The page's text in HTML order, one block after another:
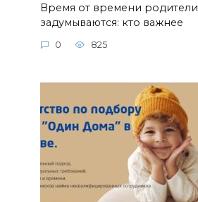
Время от времени родители
задумываются: кто важнее
0 825